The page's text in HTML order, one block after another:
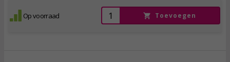
Op voorraad Toevoegen